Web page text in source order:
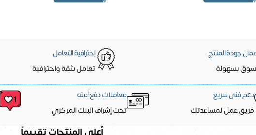
جودة المنتج
بسهولة
إحترافية التعامل
تعامل بثقة واحترافية
دعم فنى سريع
فريق عمل لمساعدتك
معاملات دفع آمنه
تحت إشراف البنك المركزي
أعلى المنتجات تقييماً